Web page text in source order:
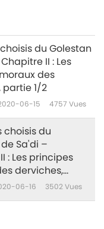
du Golestan
II : Les
des
1/2
06-15 4757 Vues
choisis du
Sa'di –
: Les principes
derviches,
06-16 3502Vues